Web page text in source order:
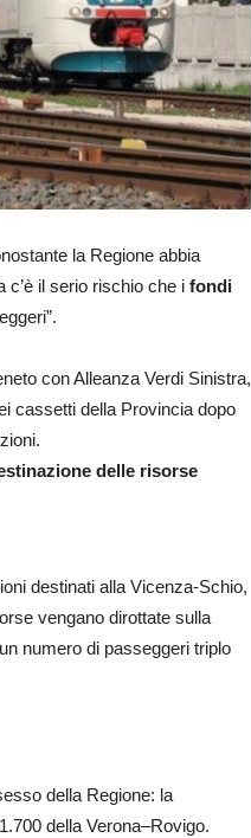
la Regione abbia
il serio rischio che i fondi
con Alleanza Verdi Sinistra,
cassetti della Provincia dopo
delle risorse
destinati alla Vicenza-Schio,
vengano dirottate sulla
numero di passeggeri triplo
della Regione: la
della Verona–Rovigo.